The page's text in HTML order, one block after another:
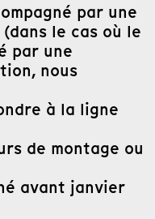
par une
le cas où le
par une
nous
à la ligne
de montage ou
avant janvier